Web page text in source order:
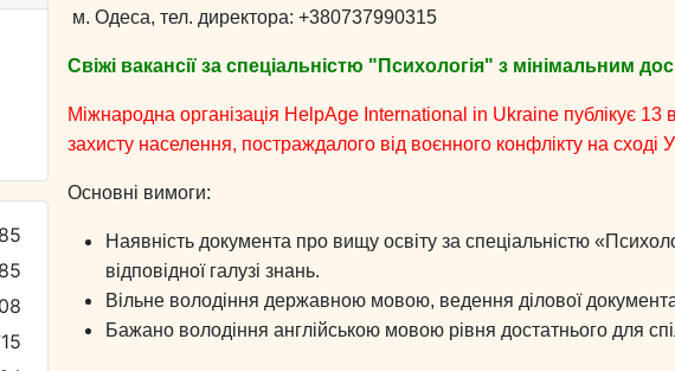
м. Одеса, тел. директора: +380737990315
Свіжі вакансії за спеціальністю "Психологія" з мінімальним
Міжнародна організація HelpAge International in Ukraine публікує 13
захисту населення, постраждалого від воєнного конфлікту на сході
Основні вимоги:
Наявність документа про вищу освіту за спеціальністю
відповідної галузі знань.
Вільне володіння державною мовою, ведення ділової
Бажано володіння англійською мовою рівня достатнього для